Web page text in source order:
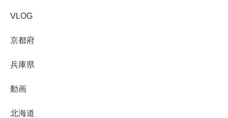
VLOG
京都府
兵庫県
動画
北海道